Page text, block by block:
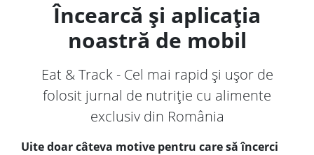
Încearcă și aplicația
noastră de mobil
Eat & Track - Cel mai rapid și ușor de
folosit jurnal de nutriție cu alimente
exclusiv din România
Uite doar câteva motive pentru care să încerci